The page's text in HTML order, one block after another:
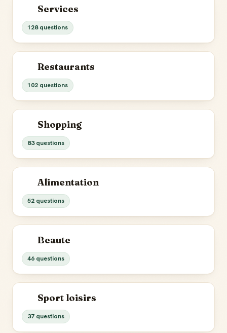
Services
128 questions
Restaurants
102 questions
Shopping
83 questions
Alimentation
52 questions
Beaute
46 questions
Sport loisirs
37 questions